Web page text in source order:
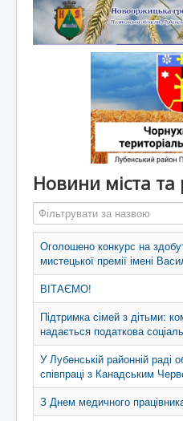
Новини міста та
Фільтрувати за назвою
Оголошено конкурс на
мистецької премії імені
ВІТАЄМО!
Підтримка сімей з дітьми:
надається податкова
У Лубенській районній раді
співпраці з Канадським
З Днем медичного